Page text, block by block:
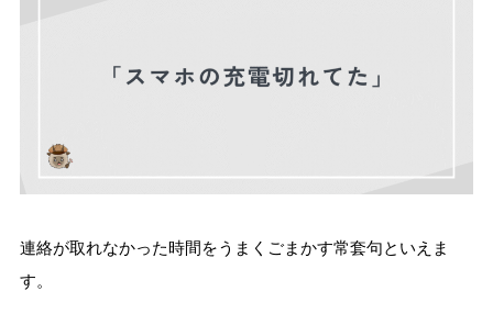
連絡が取れなかった時間をうまくごまかす常套句といえま
す。